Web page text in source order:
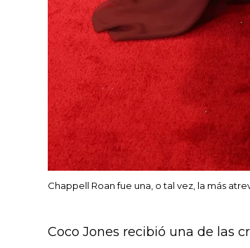
Chappell Roan fue una, o tal vez, la más
Coco Jones recibió una de las